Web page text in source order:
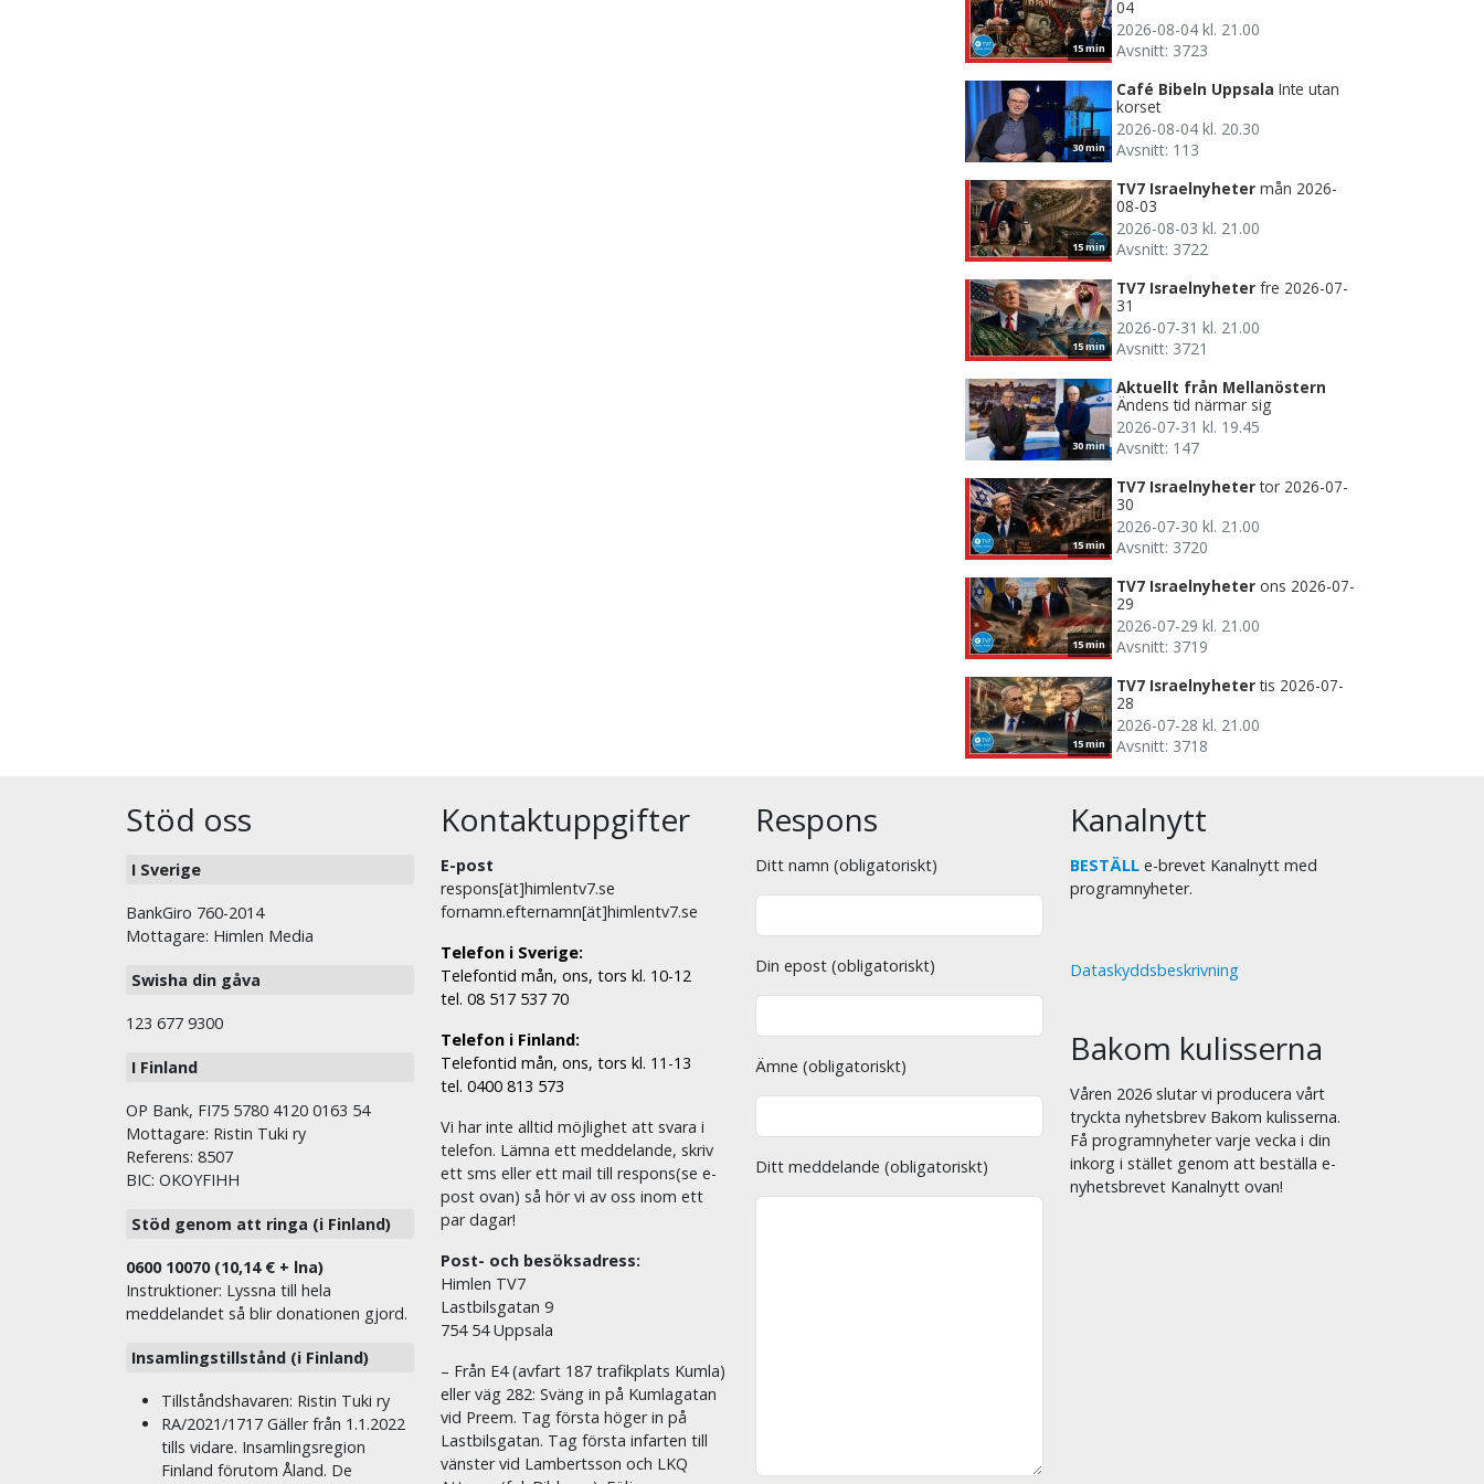
15 min
04
2026-08-04 kl. 21.00
Avsnitt: 3723
30 min
Café Bibeln Uppsala Inte utan
korset
2026-08-04 kl. 20.30
Avsnitt: 113
15 min
TV7 Israelnyheter mån 2026-
08-03
2026-08-03 kl. 21.00
Avsnitt: 3722
15 min
TV7 Israelnyheter fre 2026-07-
31
2026-07-31 kl. 21.00
Avsnitt: 3721
30 min
Aktuellt från Mellanöstern
Ändens tid närmar sig
2026-07-31 kl. 19.45
Avsnitt: 147
15 min
TV7 Israelnyheter tor 2026-07-
30
2026-07-30 kl. 21.00
Avsnitt: 3720
15 min
TV7 Israelnyheter ons 2026-07-
29
2026-07-29 kl. 21.00
Avsnitt: 3719
15 min
TV7 Israelnyheter tis 2026-07-
28
2026-07-28 kl. 21.00
Avsnitt: 3718
Stöd oss
I Sverige
BankGiro 760-2014
Mottagare: Himlen Media
Swisha din gåva
123 677 9300
I Finland
OP Bank, FI75 5780 4120 0163 54
Mottagare: Ristin Tuki ry
Referens: 8507
BIC: OKOYFIHH
Stöd genom att ringa (i Finland)
0600 10070 (10,14 € + lna)
Instruktioner: Lyssna till hela
meddelandet så blir donationen gjord.
Insamlingstillstånd (i Finland)
Tillståndshavaren: Ristin Tuki ry
RA/2021/1717 Gäller från 1.1.2022
tills vidare. Insamlingsregion
Finland förutom Åland. De
Kontaktuppgifter
E-post
respons[ät]himlentv7.se
fornamn.efternamn[ät]himlentv7.se
Telefon i Sverige:
Telefontid mån, ons, tors kl. 10-12
tel. 08 517 537 70
Telefon i Finland:
Telefontid mån, ons, tors kl. 11-13
tel. 0400 813 573
Vi har inte alltid möjlighet att svara i
telefon. Lämna ett meddelande, skriv
ett sms eller ett mail till respons(se e-
post ovan) så hör vi av oss inom ett
par dagar!
Post- och besöksadress:
Himlen TV7
Lastbilsgatan 9
754 54 Uppsala
– Från E4 (avfart 187 trafikplats Kumla)
eller väg 282: Sväng in på Kumlagatan
vid Preem. Tag första höger in på
Lastbilsgatan. Tag första infarten till
vänster vid Lambertsson och LKQ
Respons
Ditt namn (obligatoriskt)
Din epost (obligatoriskt)
Ämne (obligatoriskt)
Ditt meddelande (obligatoriskt)
Kanalnytt
BESTÄLL e-brevet Kanalnytt med
programnyheter.
Dataskyddsbeskrivning
Bakom kulisserna
Våren 2026 slutar vi producera vårt
tryckta nyhetsbrev Bakom kulisserna.
Få programnyheter varje vecka i din
inkorg i stället genom att beställa e-
nyhetsbrevet Kanalnytt ovan!